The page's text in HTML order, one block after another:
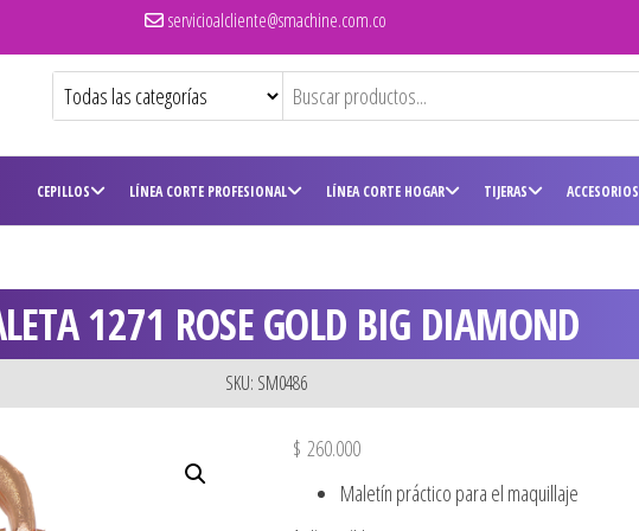
servicioalcliente@smachine.com.co
CEPILLOS LÍNEA CORTE PROFESIONAL LÍNEA CORTE HOGAR TIJERAS ACCESORIOS
1271 ROSE GOLD BIG DIAMOND
SKU: SM0486
$ 260.000
Maletín práctico para el maquillaje